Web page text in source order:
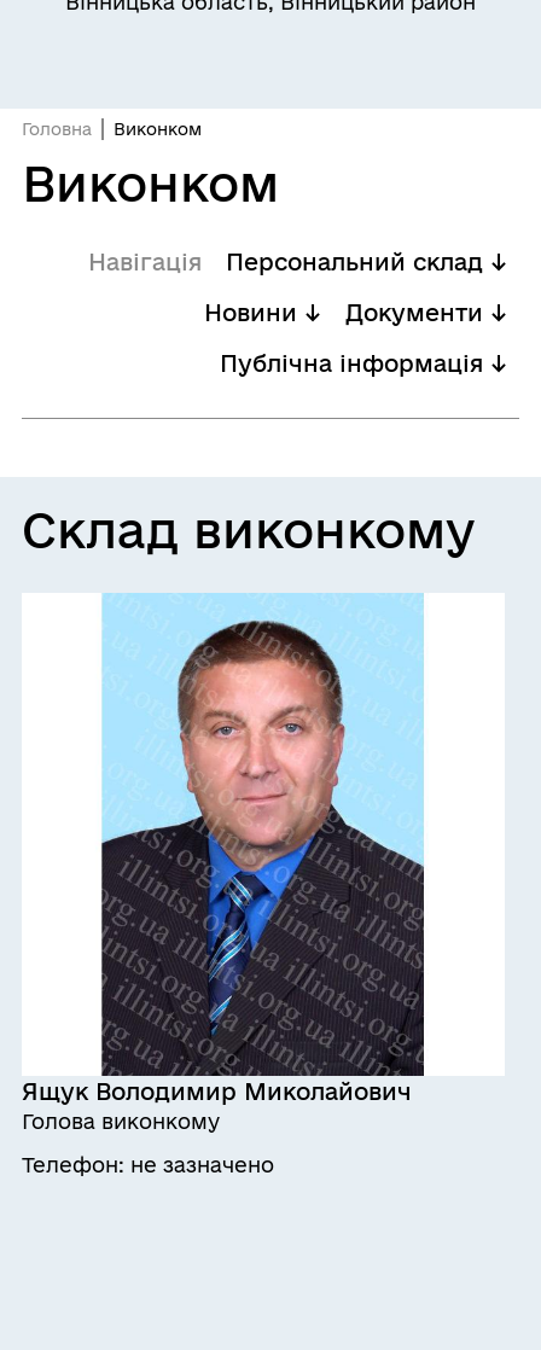
Головна Виконком
Виконком
Навігація
Персональний склад ↓
Новини ↓
Документи ↓
Публічна інформація ↓
Склад виконкому
Ящук Володимир Миколайович
Голова виконкому
Телефон: не зазначено